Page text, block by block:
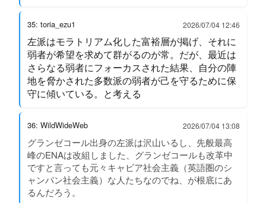
35: toria_ezu1 2026/07/04 12:46
左派はモラトリアム化した富裕層が掲げ、それに
弱者が希望を求めて群がるのが常。だが、最近は
さらなる弱者にフォーカスされた結果、自分の陣
地を脅かされた多数派の弱者が己を守るために保
守に傾いている。と考える
36: WildWideWeb 2026/07/04 13:08
グランゼコール出身の左派は沢山いるし、先般最高
峰のENAは改組しました、グランゼコールも改革中
ですと言っても元々キャビア社会主義（英語圏のシ
ャンパン社会主義）な人たちなのでね、が根底にあ
るんだろう。